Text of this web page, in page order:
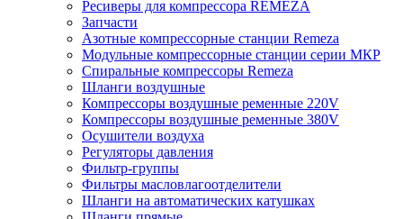
Ресиверы для компрессора REMEZA
Запчасти
Азотные компрессорные станции Remeza
Модульные компрессорные станции серии МКР
Спиральные компрессоры Remeza
Шланги воздушные
Компрессоры воздушные ременные 220V
Компрессоры воздушные ременные 380V
Осушители воздуха
Регуляторы давления
Фильтр-группы
Фильтры масловлагоотделители
Шланги на автоматических катушках